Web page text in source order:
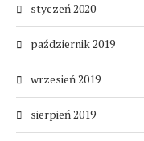
styczeń 2020
październik 2019
wrzesień 2019
sierpień 2019